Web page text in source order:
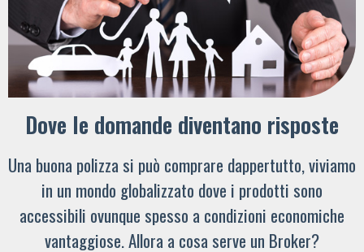
Dove le domande diventano risposte
Una buona polizza si può comprare dappertutto, viviamo
in un mondo globalizzato dove i prodotti sono
accessibili ovunque spesso a condizioni economiche
vantaggiose. Allora a cosa serve un Broker?